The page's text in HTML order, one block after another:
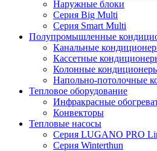
Наружные блоки
Серия Big Multi
Серия Smart Multi
Полупромышленные
Канальные
Кассетные
Колонные
Напольно-потолочные
Тепловое оборудование
Инфракрасные
Конвекторы
Тепловые насосы
Серия LUGANO PRO
Серия Winterthun